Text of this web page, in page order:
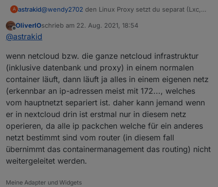
A astrakid@wendy2702 den Linux Proxy setzt du separat (Lxc,
So mache ich auch meine Subdomain Verwaltung.
und auf den eigentlichen zielserver geProxied (was
ein Wort).
Andre
Offline
OliverIOschrieb am 22. Aug. 2021, 18:54
zuletzt editiert von
@astrakid
wenn netcloud bzw. die ganze netcloud infrastruktur
(inklusive datenbank und proxy) in einem normalen
container läuft, dann läuft ja alles in einem eigenen netz
(erkennbar an ip-adressen meist mit 172..., welches
vom hauptnetzt separiert ist. daher kann jemand wenn
er in nextcloud drin ist erstmal nur in diesem netz
operieren, da alle ip packchen welche für ein anderes
netzt bestimmt sind vom router (in diesem fall
übernimmt das containermanagement das routing) nicht
weitergeleitet werden.
Meine Adapter und Widgets